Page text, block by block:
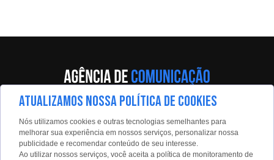
Av. Eng. Caetano Álvares, 55 - 5º andar
Limão, São Paulo, 02598-900
Contato:
ATUALIZAMOS NOSSA POLÍTICA DE COOKIES
Nós utilizamos cookies e outras tecnologias semelhantes para
melhorar sua experiência em nossos serviços, personalizar nossa
publicidade e recomendar conteúdo de seu interesse.
Ao utilizar nossos serviços, você aceita a política de monitoramento de